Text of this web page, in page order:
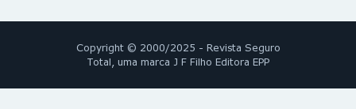
Copyright © 2000/2025 - Revista Seguro
Total, uma marca J F Filho Editora EPP